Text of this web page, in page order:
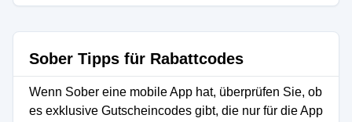
Sober Tipps für Rabattcodes
Wenn Sober eine mobile App hat, überprüfen Sie, ob
es exklusive Gutscheincodes gibt, die nur für die App